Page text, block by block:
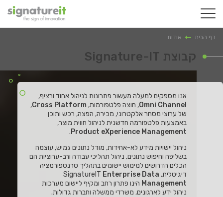
דף הבית אודות
קבוצת Signature-IT
אנו מספקים למעלה מעשור פתרונות לניהול אחוד ורציף,
Omni Channel, חוצה פלטפורמות, Cross Platform
,
של ערוצי מסחר אלקטרוני, מכירה, הפצה, רכש ותוכן
באמצעות פלטפורמה חדשנית לניהול חווית מוצר,
Product eXperience Management
.
ניהול יישויות מידע לא-אחידות, מודל נתונים גמיש, עוצמה
בשליפה וחיפוש נתונים, ניהול תהליכי עבודה ורב-ערוציות הם
הכלים הדרושים למימוש יישומים בתהליך טרנספורמציה
דיגיטלית. SignatureIT Enterprise Data
Management הינו פתרון רחב ומקיף ליישום מערכות
ניהול ידע לארגונים, משרדי ממשלה וחברות גדולות.